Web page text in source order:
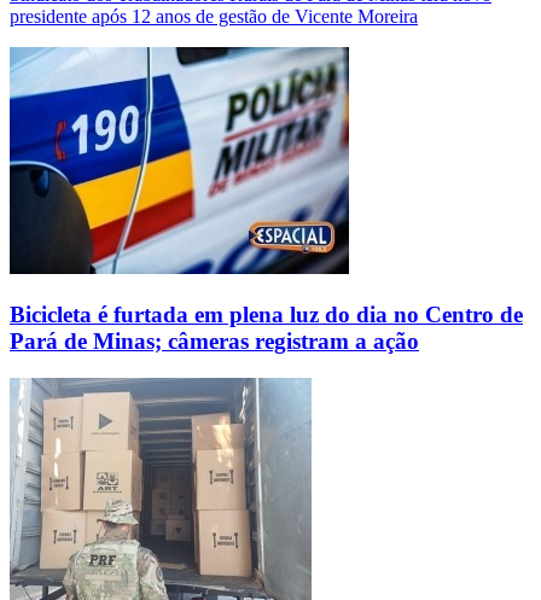
presidente após 12 anos de gestão de Vicente Moreira
Bicicleta é furtada em plena luz do dia no Centro de
Pará de Minas; câmeras registram a ação